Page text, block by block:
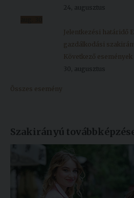
24, augusztus
Jelentkezési határidő
gazdálkodási
Következő események
30, augusztus
Összes esemény
Szakirányú